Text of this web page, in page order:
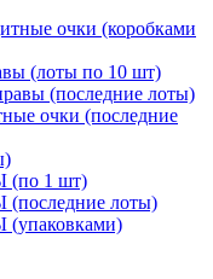
очки (коробками
(лоты по 10 шт)
(последние лоты)
очки (последние
1 шт)
лоты)